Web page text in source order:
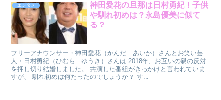
エンタメ
神田愛花の旦那は日村勇紀！子供
や馴れ初めは？永島優美に似て
る？
フリーアナウンサー・神田愛花（かんだ あいか）さんとお笑い芸
人・日村勇紀（ひむら ゆうき）さんは 2018年、お互いの親の反対
を押し切り結婚しました。 共演した番組がきっかけと言われていま
すが、 馴れ初めは何だったのでしょうか？ す...